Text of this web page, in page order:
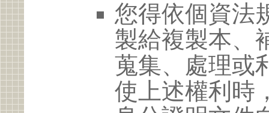
您得依個資法
製給複製本、
蒐集、處理或
使上述權利時